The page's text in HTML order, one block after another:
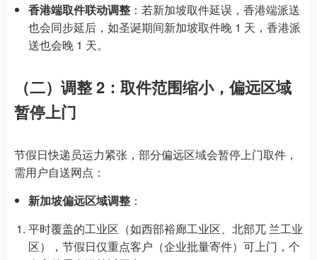
香港端取件联动调整 ：若新加坡取件延误，香港端派送
也会同步延后，如圣诞期间新加坡取件晚 1 天，香港派
送也会晚 1 天。
（二）调整 2：取件范围缩小，偏远区域
暂停上门
节假日快递员运力紧张，部分偏远区域会暂停上门取件，
需用户自送网点：
新加坡偏远区域调整 ：
平时覆盖的工业区（如西部裕廊工业区、北部兀 兰工业
区），节假日仅重点客户（企业批量寄件）可上门，个